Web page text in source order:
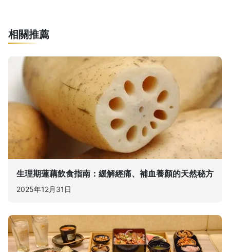
相關推薦
生理期蓮藕飲食指南：緩解經痛、補血養顏的天然秘方
2025年12月31日